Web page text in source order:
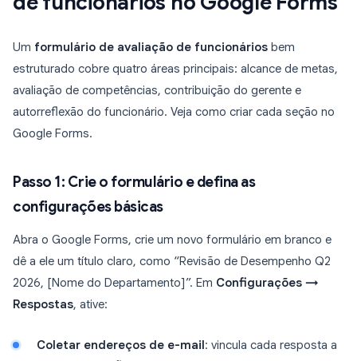
Um formulário de avaliação de funcionários bem
estruturado cobre quatro áreas principais: alcance de metas,
avaliação de competências, contribuição do gerente e
autorreflexão do funcionário. Veja como criar cada seção no
Google Forms.
Passo 1: Crie o formulário e defina as
configurações básicas
Abra o Google Forms, crie um novo formulário em branco e
dê a ele um título claro, como “Revisão de Desempenho Q2
2026, [Nome do Departamento]”. Em Configurações →
Respostas, ative:
Coletar endereços de e-mail : vincula cada resposta a